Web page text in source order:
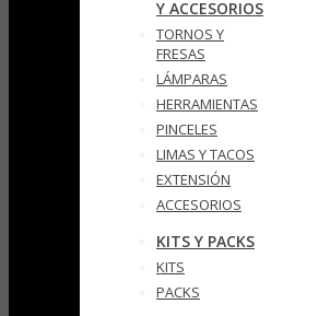
Y ACCESORIOS
TORNOS Y
FRESAS
LÁMPARAS
HERRAMIENTAS
PINCELES
LIMAS Y TACOS
EXTENSIÓN
ACCESORIOS
KITS Y PACKS
KITS
PACKS